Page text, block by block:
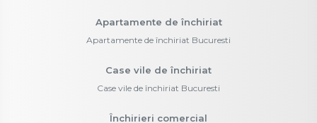
Apartamente de închiriat
Apartamente de închiriat Bucuresti
Case vile de închiriat
Case vile de închiriat Bucuresti
Închirieri comercial